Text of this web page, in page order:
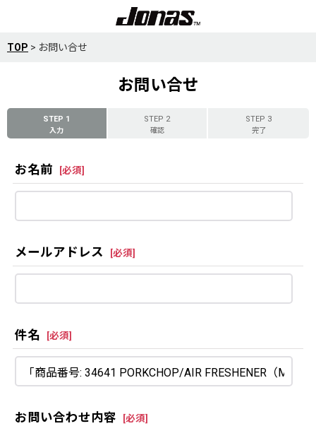
TOP > お問い合せ
お問い合せ
STEP 1
入力
STEP 2
確認
STEP 3
完了
お名前 [必須]
メールアドレス [必須]
件名 [必須]
お問い合わせ内容 [必須]